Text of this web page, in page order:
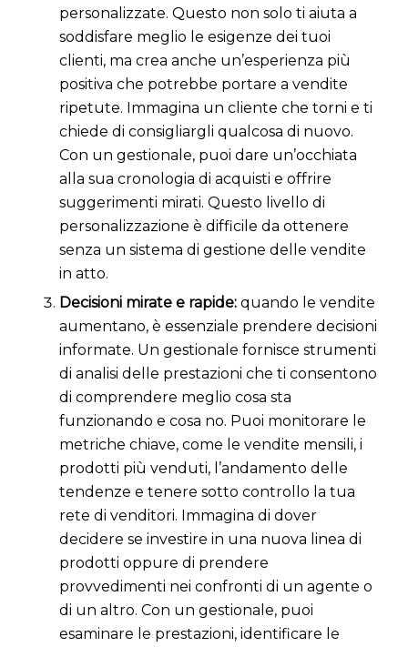
personalizzate. Questo non solo ti aiuta a
soddisfare meglio le esigenze dei tuoi
clienti, ma crea anche un’esperienza più
positiva che potrebbe portare a vendite
ripetute. Immagina un cliente che torni e ti
chiede di consigliargli qualcosa di nuovo.
Con un gestionale, puoi dare un’occhiata
alla sua cronologia di acquisti e offrire
suggerimenti mirati. Questo livello di
personalizzazione è difficile da ottenere
senza un sistema di gestione delle vendite
in atto.
Decisioni mirate e rapide: quando le vendite
aumentano, è essenziale prendere decisioni
informate. Un gestionale fornisce strumenti
di analisi delle prestazioni che ti consentono
di comprendere meglio cosa sta
funzionando e cosa no. Puoi monitorare le
metriche chiave, come le vendite mensili, i
prodotti più venduti, l’andamento delle
tendenze e tenere sotto controllo la tua
rete di venditori. Immagina di dover
decidere se investire in una nuova linea di
prodotti oppure di prendere
provvedimenti nei confronti di un agente o
di un altro. Con un gestionale, puoi
esaminare le prestazioni, identificare le